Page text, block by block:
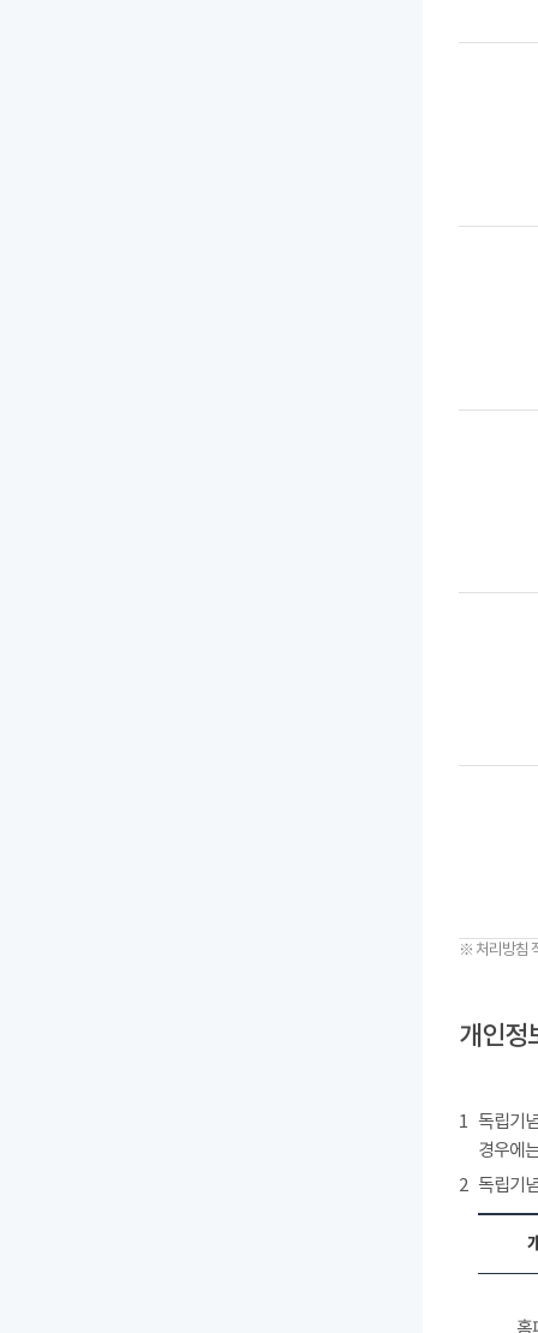
※ 처리방침
개인정
1 독립기
경우에
2 독립기
홈